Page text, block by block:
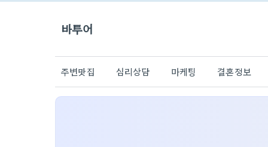
바투어
주변맛집 심리상담 마케팅 결혼정보